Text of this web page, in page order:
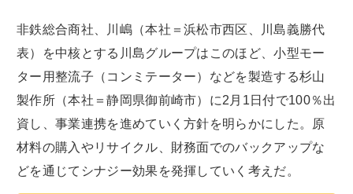
非鉄総合商社、川嶋（本社＝浜松市西区、川島義勝代
表）を中核とする川島グループはこのほど、小型モー
ター用整流子（コンミテーター）などを製造する杉山
製作所（本社＝静岡県御前崎市）に2月1日付で100％出
資し、事業連携を進めていく方針を明らかにした。原
材料の購入やリサイクル、財務面でのバックアップな
どを通じてシナジー効果を発揮していく考えだ。